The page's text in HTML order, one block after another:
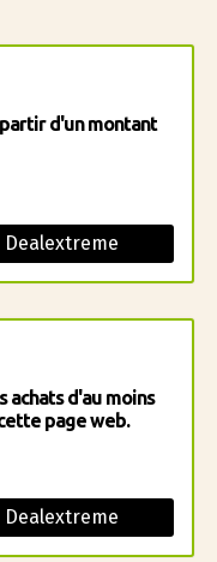
d'un montant
achats d'au moins
page web.